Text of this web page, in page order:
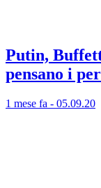
Putin,
pensano i
1 mese fa - 05.09.20